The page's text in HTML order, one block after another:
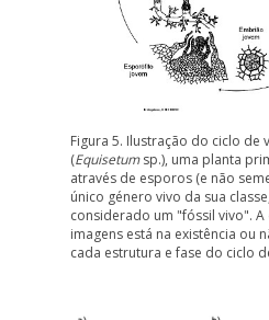
Figura 5. Ilustração do ciclo de
(Equisetumsp.), uma planta
através de esporos (e não
único género vivo da sua
considerado um "fóssil vivo".
imagens está na existência ou
cada estrutura e fase do ciclo